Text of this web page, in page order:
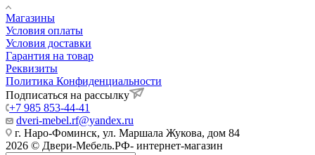
Магазины
Условия оплаты
Условия доставки
Гарантия на товар
Реквизиты
Политика Конфиденциальности
Подписаться на рассылку
+7 985 853-44-41
dveri-mebel.rf@yandex.ru
г. Наро-Фоминск, ул. Маршала Жукова, дом 84
2026 © Двери-Мебель.РФ- интернет-магазин